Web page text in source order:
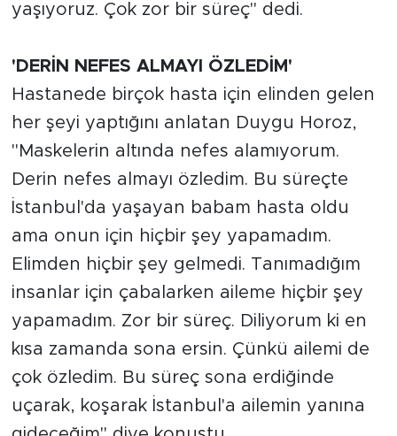
yaşıyoruz. Çok zor bir süreç" dedi.
'DERİN NEFES ALMAYI ÖZLEDİM'
Hastanede birçok hasta için elinden gelen
her şeyi yaptığını anlatan Duygu Horoz,
"Maskelerin altında nefes alamıyorum.
Derin nefes almayı özledim. Bu süreçte
İstanbul'da yaşayan babam hasta oldu
ama onun için hiçbir şey yapamadım.
Elimden hiçbir şey gelmedi. Tanımadığım
insanlar için çabalarken aileme hiçbir şey
yapamadım. Zor bir süreç. Diliyorum ki en
kısa zamanda sona ersin. Çünkü ailemi de
çok özledim. Bu süreç sona erdiğinde
uçarak, koşarak İstanbul'a ailemin yanına